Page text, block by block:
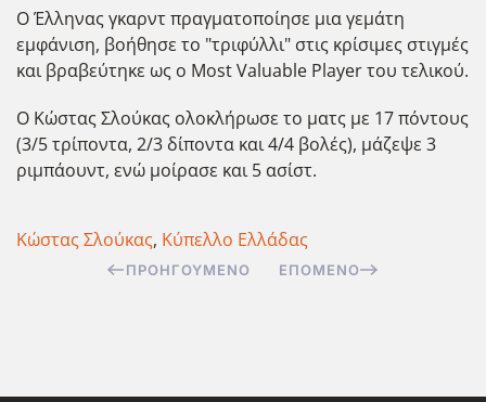
Ο Έλληνας γκαρντ πραγματοποίησε μια γεμάτη
εμφάνιση, βοήθησε το "τριφύλλι" στις κρίσιμες στιγμές
και βραβεύτηκε ως ο Most Valuable Player του τελικού.
Ο Κώστας Σλούκας ολοκλήρωσε το ματς με 17 πόντους
(3/5 τρίποντα, 2/3 δίποντα και 4/4 βολές), μάζεψε 3
ριμπάουντ, ενώ μοίρασε και 5 ασίστ.
Κώστας Σλούκας, Κύπελλο Ελλάδας
ΠΡΟΗΓΟΎΜΕΝΟ ΕΠΌΜΕΝΟ